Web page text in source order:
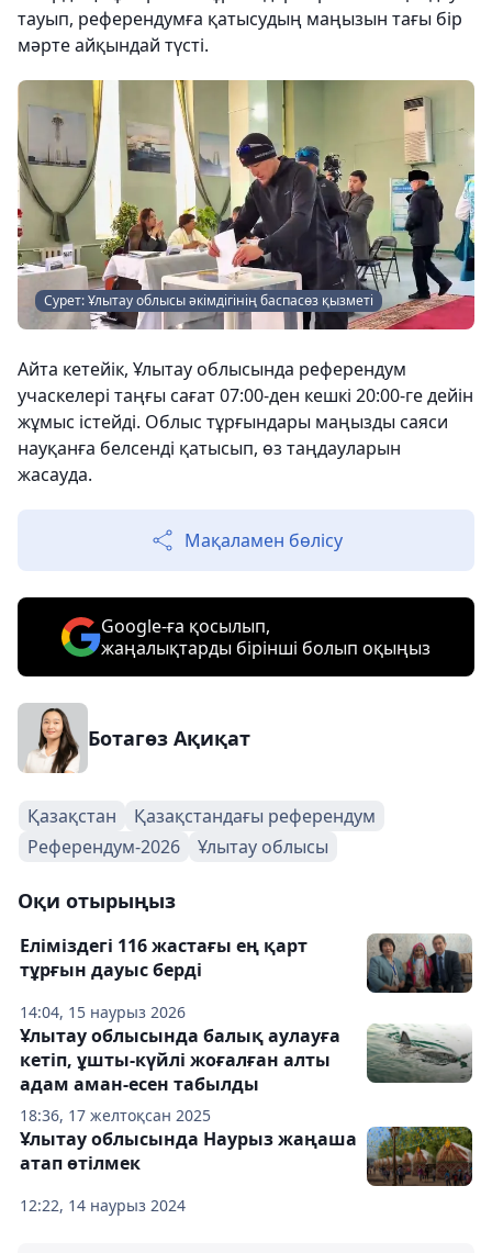
тауып, референдумға қатысудың маңызын тағы бір
мәрте айқындай түсті.
Сурет: Ұлытау облысы әкімдігінің баспасөз қызметі
Айта кетейік, Ұлытау облысында референдум
учаскелері таңғы сағат 07:00-ден кешкі 20:00-ге дейін
жұмыс істейді. Облыс тұрғындары маңызды саяси
науқанға белсенді қатысып, өз таңдауларын
жасауда.
Мақаламен бөлісу
Google-ға қосылып,
жаңалықтарды бірінші болып оқыңыз
Ботагөз Ақиқат
Қазақстан
Қазақстандағы референдум
Референдум-2026
Ұлытау облысы
Оқи отырыңыз
14:04, 15 наурыз 2026
Еліміздегі 116 жастағы ең қарт
тұрғын дауыс берді
18:36, 17 желтоқсан 2025
Ұлытау облысында балық аулауға
кетіп, ұшты-күйлі жоғалған алты
адам аман-есен табылды
12:22, 14 наурыз 2024
Ұлытау облысында Наурыз жаңаша
атап өтілмек